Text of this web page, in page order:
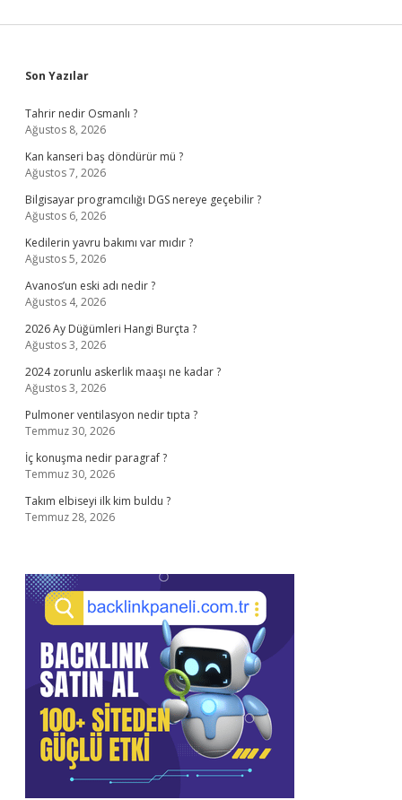
Sidebar
Son Yazılar
Tahrir nedir Osmanlı ?
Ağustos 8, 2026
Kan kanseri baş döndürür mü ?
Ağustos 7, 2026
Bilgisayar programcılığı DGS nereye geçebilir ?
Ağustos 6, 2026
Kedilerin yavru bakımı var mıdır ?
Ağustos 5, 2026
Avanos’un eski adı nedir ?
Ağustos 4, 2026
2026 Ay Düğümleri Hangi Burçta ?
Ağustos 3, 2026
2024 zorunlu askerlik maaşı ne kadar ?
Ağustos 3, 2026
Pulmoner ventilasyon nedir tıpta ?
Temmuz 30, 2026
İç konuşma nedir paragraf ?
Temmuz 30, 2026
Takım elbiseyi ilk kim buldu ?
Temmuz 28, 2026